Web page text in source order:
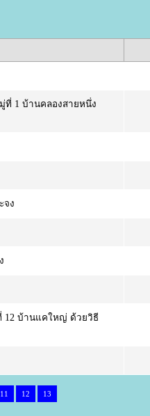
ที่ 1 บ้านคลองสายหนึ่ง
จง
12 บ้านแคใหญ่ ด้วยวิธี
11 12 13